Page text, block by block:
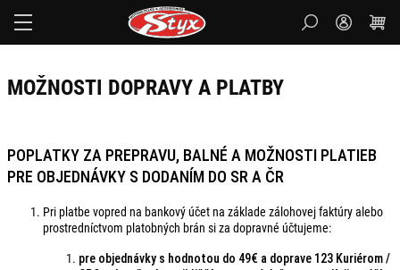
MOŽNOSTI DOPRAVY A PLATBY
POPLATKY ZA PREPRAVU, BALNÉ A MOŽNOSTI PLATIEB
PRE OBJEDNÁVKY S DODANÍM DO SR A ČR
Pri platbe vopred na bankový účet na základe zálohovej faktúry alebo
prostredníctvom platobných brán si za dopravné účtujeme:
pre objednávky s hodnotou do 49€ a doprave 123 Kuriérom /